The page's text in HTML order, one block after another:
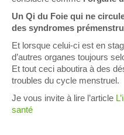
Un Qi du Foie qui ne
des syndromes
Et lorsque celui-ci est en
d’autres organes toujours
Et tout ceci aboutira à des
troubles du cycle menstruel.
Je vous invite à lire l’article
santé